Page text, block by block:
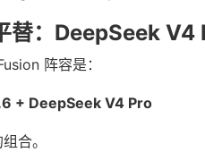
替：DeepSeek
阵容是：
+ DeepSeek V4 Pro
合。